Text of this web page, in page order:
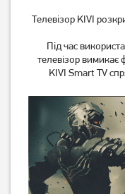
Телевізор KIVI
Під час
телевізор вимикає
KIVI Smart TV